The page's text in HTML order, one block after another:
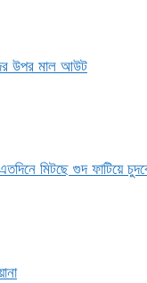
উপর মাল আউট
মিটছে গুদ ফাটিয়ে